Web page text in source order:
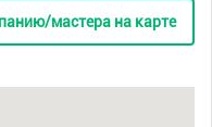
мастера на карте